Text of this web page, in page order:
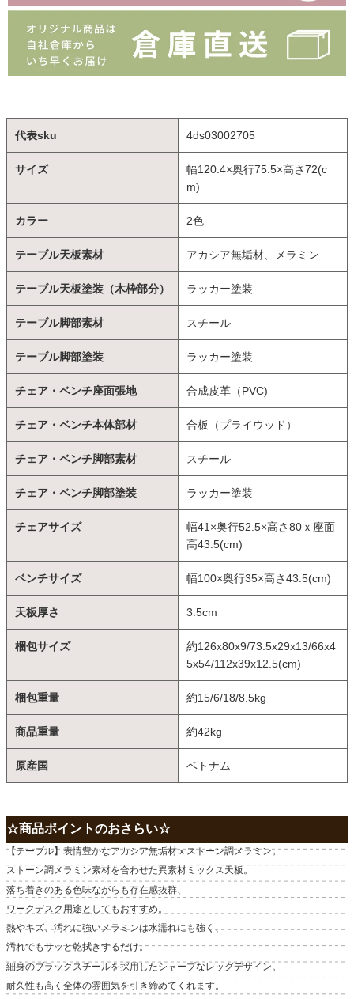
代表sku 4ds03002705
サイズ
幅120.4×奥行75.5×高さ72(c
m)
カラー 2色
テーブル天板素材 アカシア無垢材、メラミン
テーブル天板塗装（木枠部分） ラッカー塗装
テーブル脚部素材 スチール
テーブル脚部塗装 ラッカー塗装
チェア・ベンチ座面張地 合成皮革（PVC)
チェア・ベンチ本体部材 合板（プライウッド）
チェア・ベンチ脚部素材 スチール
チェア・ベンチ脚部塗装 ラッカー塗装
チェアサイズ
幅41×奥行52.5×高さ80ｘ座面
高43.5(cm)
ベンチサイズ 幅100×奥行35×高さ43.5(cm)
天板厚さ 3.5cm
梱包サイズ
約126x80x9/73.5x29x13/66x4
5x54/112x39x12.5(cm)
梱包重量 約15/6/18/8.5kg
商品重量 約42kg
原産国 ベトナム
☆商品ポイントのおさらい☆
【テーブル】表情豊かなアカシア無垢材ｘストーン調メラミン。
ストーン調メラミン素材を合わせた異素材ミックス天板。
落ち着きのある色味ながらも存在感抜群、
ワークデスク用途としてもおすすめ。
熱やキズ、汚れに強いメラミンは水濡れにも強く、
汚れてもサッと乾拭きするだけ。
細身のブラックスチールを採用したシャープなレッグデザイン。
耐久性も高く全体の雰囲気を引き締めてくれます。